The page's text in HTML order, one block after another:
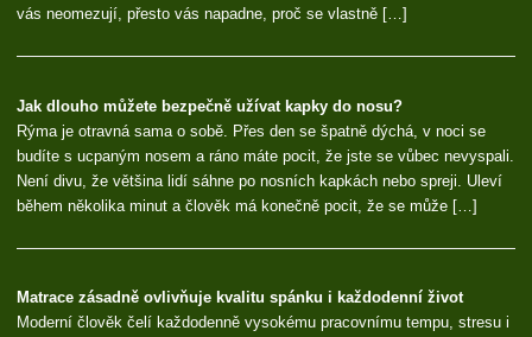
vás neomezují, přesto vás napadne, proč se vlastně […]
Jak dlouho můžete bezpečně užívat kapky do nosu?
Rýma je otravná sama o sobě. Přes den se špatně dýchá, v noci se
budíte s ucpaným nosem a ráno máte pocit, že jste se vůbec nevyspali.
Není divu, že většina lidí sáhne po nosních kapkách nebo spreji. Uleví
během několika minut a člověk má konečně pocit, že se může […]
Matrace zásadně ovlivňuje kvalitu spánku i každodenní život
Moderní člověk čelí každodenně vysokému pracovnímu tempu, stresu i